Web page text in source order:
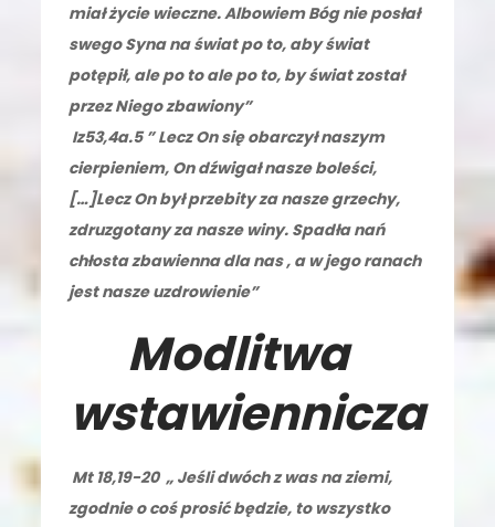
miał życie wieczne. Albowiem Bóg nie posłał
swego Syna na świat po to, aby świat
potępił, ale po to ale po to, by świat został
przez Niego zbawiony”
Iz53,4a.5” Lecz On się obarczył naszym
cierpieniem, On dźwigał nasze boleści,
[…]Lecz On był przebity za nasze grzechy,
zdruzgotany za nasze winy. Spadła nań
chłosta zbawienna dla nas , a w jego ranach
jest nasze uzdrowienie”
Modlitwa
wstawiennicza
Mt 18,19-20 „ Jeśli dwóch z was na ziemi,
zgodnie o coś prosić będzie, to wszystko